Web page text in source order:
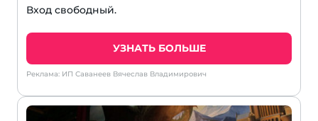
Вход свободный.
УЗНАТЬ БОЛЬШЕ
Реклама: ИП Саванеев Вячеслав Владимирович